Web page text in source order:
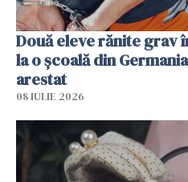
Două eleve rănite grav
la o școală din
arestat
08 IULIE 2026